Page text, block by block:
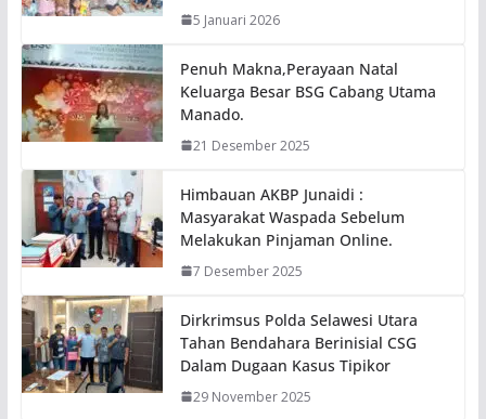
5 Januari 2026
Penuh Makna,Perayaan Natal
Keluarga Besar BSG Cabang Utama
Manado.
21 Desember 2025
Himbauan AKBP Junaidi :
Masyarakat Waspada Sebelum
Melakukan Pinjaman Online.
7 Desember 2025
Dirkrimsus Polda Selawesi Utara
Tahan Bendahara Berinisial CSG
Dalam Dugaan Kasus Tipikor
29 November 2025